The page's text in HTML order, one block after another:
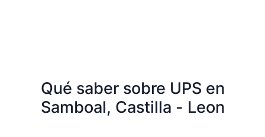
Qué saber sobre UPS en
Samboal, Castilla - Leon